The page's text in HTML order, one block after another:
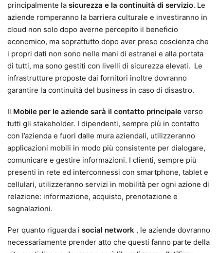
principalmente la sicurezza e la continuità di servizio. Le
aziende romperanno la barriera culturale e investiranno in
cloud non solo dopo averne percepito il beneficio
economico, ma soprattutto dopo aver preso coscienza che
i propri dati non sono nelle mani di estranei e alla portata
di tutti, ma sono gestiti con livelli di sicurezza elevati. Le
infrastrutture proposte dai fornitori inoltre dovranno
garantire la continuità del business in caso di disastro.
Il Mobile per le aziende sarà il contatto principale verso
tutti gli stakeholder. I dipendenti, sempre più in contatto
con l’azienda e fuori dalle mura aziendali, utilizzeranno
applicazioni mobili in modo più consistente per dialogare,
comunicare e gestire informazioni. I clienti, sempre più
presenti in rete ed interconnessi con smartphone, tablet e
cellulari, utilizzeranno servizi in mobilità per ogni azione di
relazione: informazione, acquisto, prenotazione e
segnalazioni.
Per quanto riguarda i social network , le aziende dovranno
necessariamente prender atto che questi fanno parte della